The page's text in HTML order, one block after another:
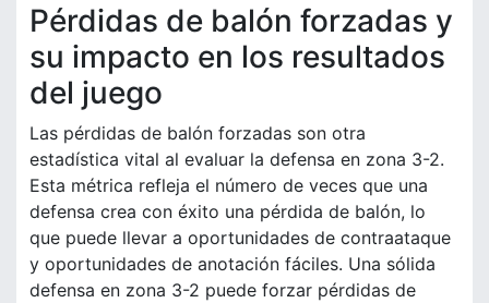
Pérdidas de balón forzadas y
su impacto en los resultados
del juego
Las pérdidas de balón forzadas son otra
estadística vital al evaluar la defensa en zona 3-2.
Esta métrica refleja el número de veces que una
defensa crea con éxito una pérdida de balón, lo
que puede llevar a oportunidades de contraataque
y oportunidades de anotación fáciles. Una sólida
defensa en zona 3-2 puede forzar pérdidas de